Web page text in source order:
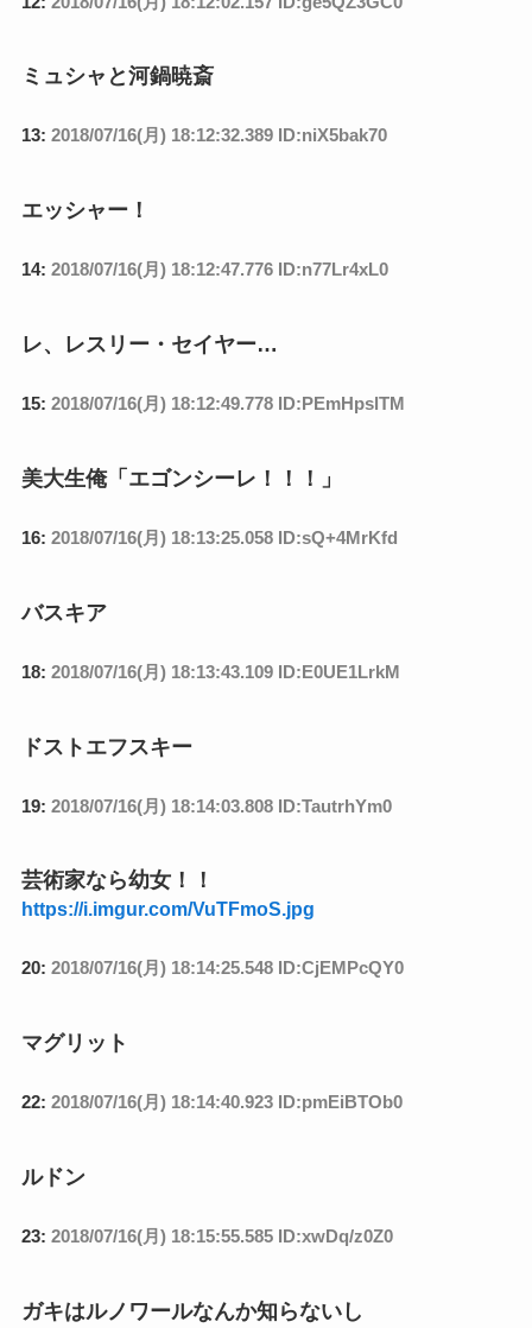
ミュシャと河鍋暁斎
13: 2018/07/16(月) 18:12:32.389 ID:niX5bak70
エッシャー！
14: 2018/07/16(月) 18:12:47.776 ID:n77Lr4xL0
レ、レスリー・セイヤー…
15: 2018/07/16(月) 18:12:49.778 ID:PEmHpslTM
美大生俺「エゴンシーレ！！！」
16: 2018/07/16(月) 18:13:25.058 ID:sQ+4MrKfd
バスキア
18: 2018/07/16(月) 18:13:43.109 ID:E0UE1LrkM
ドストエフスキー
19: 2018/07/16(月) 18:14:03.808 ID:TautrhYm0
芸術家なら幼女！！
https://i.imgur.com/VuTFmoS.jpg
20: 2018/07/16(月) 18:14:25.548 ID:CjEMPcQY0
マグリット
22: 2018/07/16(月) 18:14:40.923 ID:pmEiBTOb0
ルドン
23: 2018/07/16(月) 18:15:55.585 ID:xwDq/z0Z0
ガキはルノワールなんか知らないし